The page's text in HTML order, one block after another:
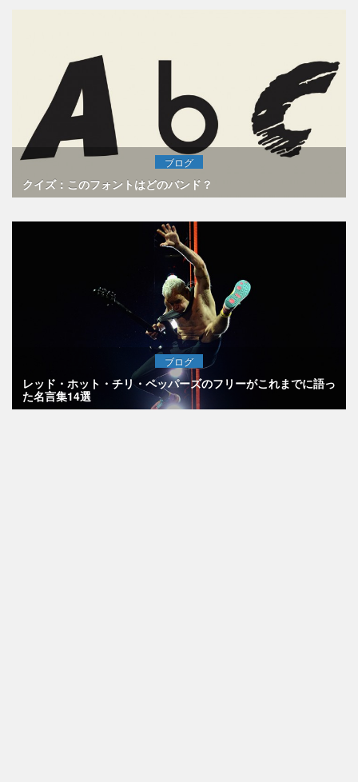
ブログ
クイズ：このフォントはどのバンド？
ブログ
レッド・ホット・チリ・ペッパーズのフリーがこれまでに語っ
た名言集14選